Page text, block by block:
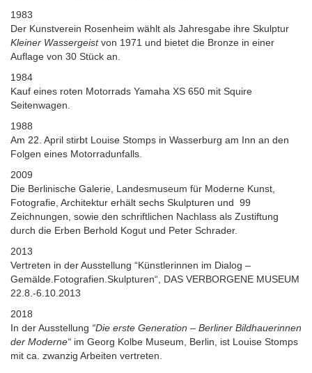
1983
Der Kunstverein Rosenheim wählt als Jahresgabe ihre Skulptur
Kleiner Wassergeistvon 1971 und bietet die Bronze in einer
Auflage von 30 Stück an.
1984
Kauf eines roten Motorrads Yamaha XS 650 mit Squire
Seitenwagen.
1988
Am 22. April stirbt Louise Stomps in Wasserburg am Inn an den
Folgen eines Motorradunfalls.
2009
Die Berlinische Galerie, Landesmuseum für Moderne Kunst,
Fotografie, Architektur erhält sechs Skulpturen und 99
Zeichnungen, sowie den schriftlichen Nachlass als Zustiftung
durch die Erben Berhold Kogut und Peter Schrader.
2013
Vertreten in der Ausstellung “Künstlerinnen im Dialog –
Gemälde.Fotografien.Skulpturen“, DAS VERBORGENE MUSEUM
22.8.-6.10.2013
2018
In der Ausstellung “Die erste Generation – Berliner Bildhauerinnen
der Moderne“ im Georg Kolbe Museum, Berlin, ist Louise Stomps
mit ca. zwanzig Arbeiten vertreten.